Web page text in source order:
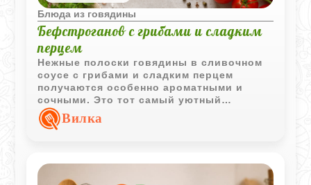
Блюда из говядины
Бефстроганов с грибами и сладким
перцем
Нежные полоски говядины в сливочном
соусе с грибами и сладким перцем
получаются особенно ароматными и
сочными. Это тот самый уютный
домашний ужин, который готовится
быстро, но выглядит по-настоящему
Вилка